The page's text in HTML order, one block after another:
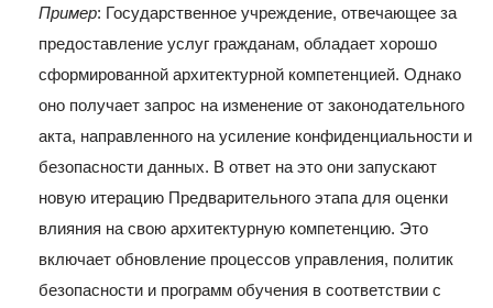
Пример: Государственное учреждение, отвечающее за
предоставление услуг гражданам, обладает хорошо
сформированной архитектурной компетенцией. Однако
оно получает запрос на изменение от законодательного
акта, направленного на усиление конфиденциальности и
безопасности данных. В ответ на это они запускают
новую итерацию Предварительного этапа для оценки
влияния на свою архитектурную компетенцию. Это
включает обновление процессов управления, политик
безопасности и программ обучения в соответствии с